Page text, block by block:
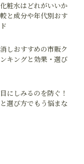
粧水はどれがいいか
と成分や年代別おす
しおすすめの市販ク
キングと効果・選び
にしみるのを防ぐ！
選び方でもう悩まな